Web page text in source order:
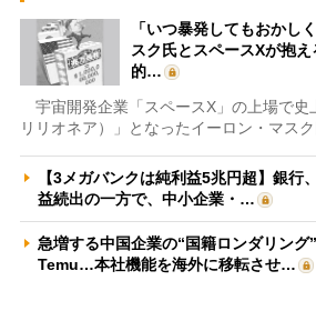
「いつ暴発してもおかし
スク氏とスペースXが抱
的…
宇宙開発企業「スペースX」の上場で史
リリオネア）」となったイーロン・マス
【3メガバンクは純利益5兆円超】銀行
益続出の一方で、中小企業・…
急増する中国企業の“国籍ロンダリン
Temu…本社機能を海外に移転させ…